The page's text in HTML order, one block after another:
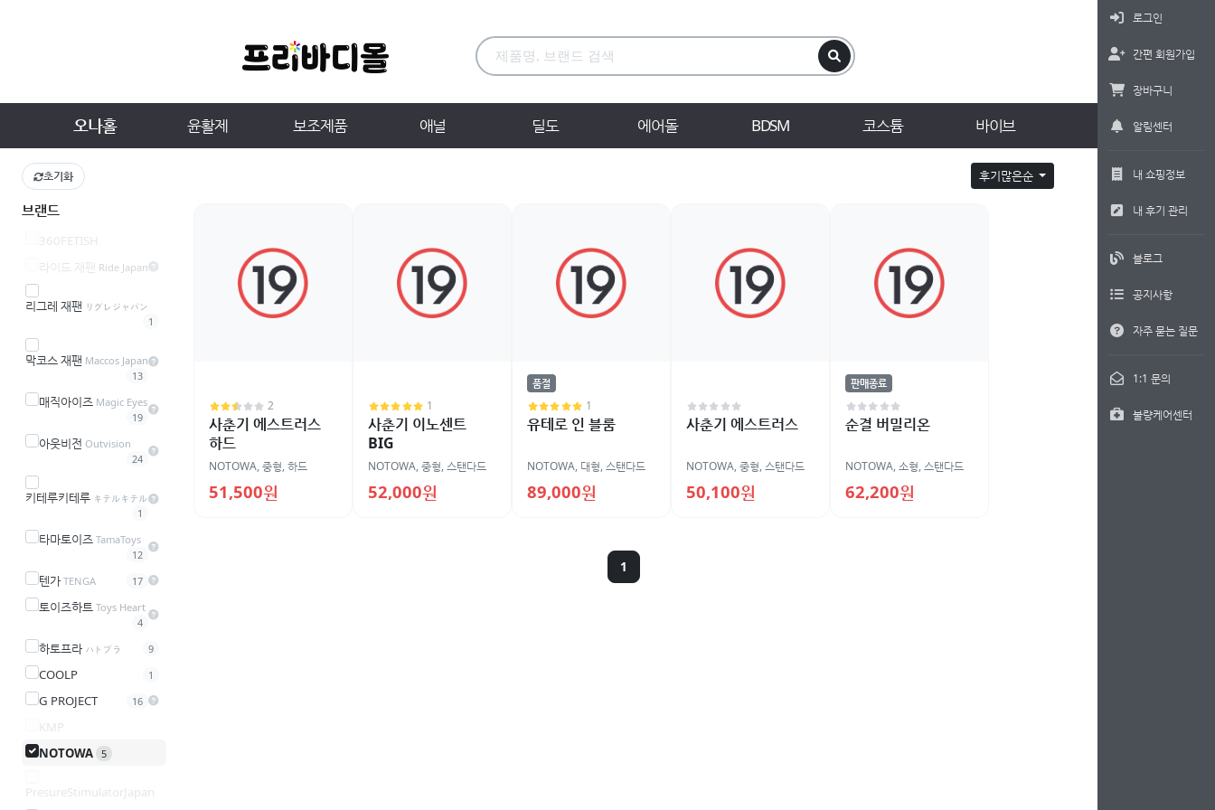
오나홀 윤활제 보조제품 애널 딜도 에어돌 BDSM 코스튬 바이브
로그인
간편 회원가입
장바구니
알림센터
내 쇼핑정보
내 후기 관리
블로그
공지사항
자주 묻는 질문
1:1 문의
불량케어센터
초기화
브랜드
360FETISH
라이드 재팬 Ride Japan
리그레 재팬 リグレジャパン
1
막코스 재팬 Maccos Japan
13
매직아이즈 Magic Eyes
19
아웃비전 Outvision
24
키테루키테루 キテルキテル
1
타마토이즈 TamaToys
12
텐가 TENGA 17
토이즈하트 Toys Heart
4
하토프라 ハトプラ 9
COOLP 1
G PROJECT 16
KMP
NOTOWA 5
PresureStimulatorJapan
후기많은순
2
사춘기 에스트러스
하드
NOTOWA,중형,하드
51,500원
1
사춘기 이노센트
BIG
NOTOWA,중형,스탠다드
52,000원
품절
1
유테로 인 블룸
NOTOWA, 대형,스탠다드
89,000원
사춘기 에스트러스
NOTOWA,중형,스탠다드
50,100원
판매종료
순결 버밀리온
NOTOWA,소형,스탠다드
62,200원
1